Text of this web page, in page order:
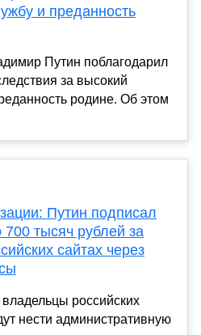
и преданность
Путин поблагодарил
за высокий
родине. Об этом
Путин подписал
тысяч рублей за
сайтах через
российских
нести административную